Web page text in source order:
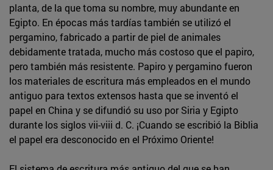
planta, de la que toma su nombre, muy abundante en
Egipto. En épocas más tardías también se utilizó el
pergamino, fabricado a partir de piel de animales
debidamente tratada, mucho más costoso que el papiro,
pero también más resistente. Papiro y pergamino fueron
los materiales de escritura más empleados en el mundo
antiguo para textos extensos hasta que se inventó el
papel en China y se difundió su uso por Siria y Egipto
durante los siglos vii-viii d. C. ¡Cuando se escribió la Biblia
el papel era desconocido en el Próximo Oriente!